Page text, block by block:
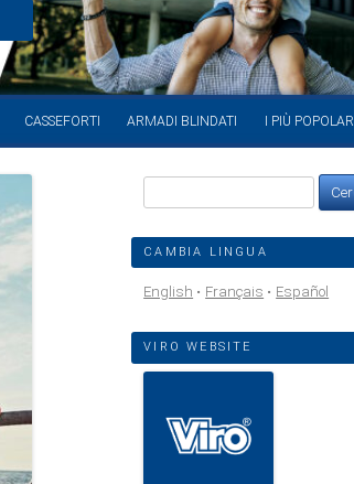
CASSEFORTI ARMADI BLINDATI I PIÙ POPOLARI
per:
CAMBIA LINGUA
English Français Español
VIRO WEBSITE